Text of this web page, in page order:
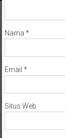
Nama *
Email *
Situs Web